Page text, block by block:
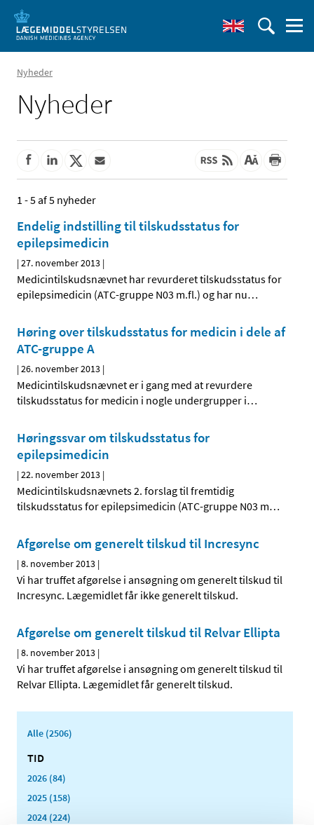
Nyheder
Nyheder
1 - 5 af 5 nyheder
Endelig indstilling til tilskudsstatus for
epilepsimedicin
|27. november 2013 |
Medicintilskudsnævnet har revurderet tilskudsstatus for
epilepsimedicin (ATC-gruppe N03 m.fl.) og har nu…
Høring over tilskudsstatus for medicin i dele af
ATC-gruppe A
|26. november 2013 |
Medicintilskudsnævnet er i gang med at revurdere
tilskudsstatus for medicin i nogle undergrupper i…
Høringssvar om tilskudsstatus for
epilepsimedicin
|22. november 2013 |
Medicintilskudsnævnets 2. forslag til fremtidig
tilskudsstatus for epilepsimedicin (ATC-gruppe N03 m…
Afgørelse om generelt tilskud til Incresync
|8. november 2013 |
Vi har truffet afgørelse i ansøgning om generelt tilskud til
Incresync. Lægemidlet får ikke generelt tilskud.
Afgørelse om generelt tilskud til Relvar Ellipta
|8. november 2013 |
Vi har truffet afgørelse i ansøgning om generelt tilskud til
Relvar Ellipta. Lægemidlet får generelt tilskud.
Alle (2506)
TID
2026 (84)
2025 (158)
2024 (224)